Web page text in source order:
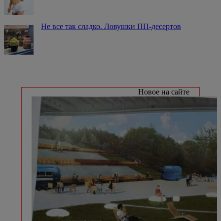
Не все так сладко. Ловушки ПП-десертов
Новое на сайте